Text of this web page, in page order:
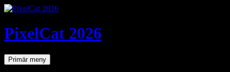
PixelCat 2026
SökPrimär meny Gå
till